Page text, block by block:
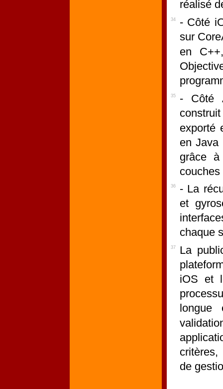
réalisé
34
- Côté
sur
en
35
- Côté
exporté
en Java
grâce
couches
36
- La
et
chaque
37
La
iOS et
longue
critères,
de